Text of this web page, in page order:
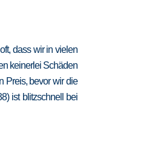
dass wir in vielen
keinerlei Schäden
Preis, bevor wir die
ist blitzschnell bei